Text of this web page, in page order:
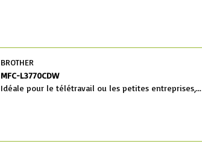
BROTHER
MFC-L3770CDW
Idéale pour le télétravail ou les petites entreprises,...